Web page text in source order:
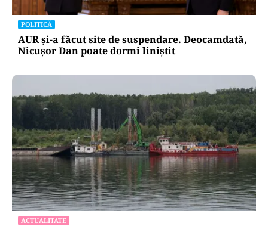
POLITICĂ
AUR și-a făcut site de suspendare. Deocamdată,
Nicușor Dan poate dormi liniștit
ACTUALITATE